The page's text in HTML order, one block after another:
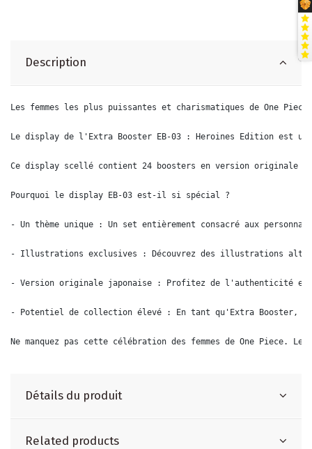
Description
Les femmes les plus puissantes et charismatiques de One
Le display de l'Extra Booster EB-03 : Heroines Edition est
Ce display scellé contient 24 boosters en version originale
Pourquoi le display EB-03 est-il si spécial ?
- Un thème unique : Un set entièrement consacré aux
- Illustrations exclusives : Découvrez des illustrations
- Version originale japonaise : Profitez de l'authenticité et
- Potentiel de collection élevé : En tant qu'Extra Booster,
Ne manquez pas cette célébration des femmes de One
Détails du produit
Related products